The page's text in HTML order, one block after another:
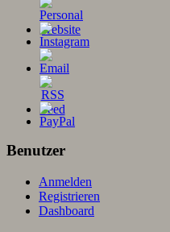
Benutzer
Anmelden
Registrieren
Dashboard